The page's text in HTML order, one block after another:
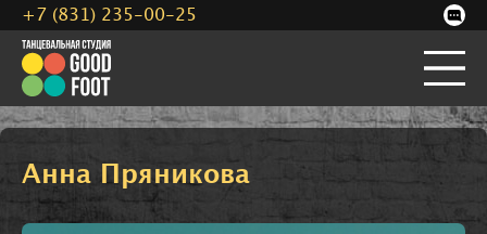
Анна Пряникова
+7 (831) 235-00-25